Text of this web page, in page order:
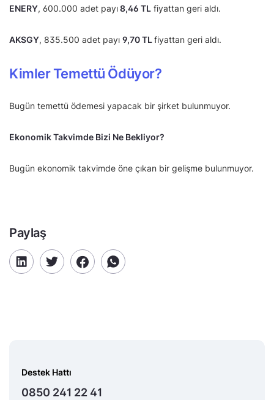
ENERY, 600.000 adet payı8,46 TL fiyattan geri aldı.
AKSGY, 835.500 adet payı 9,70 TLfiyattan geri aldı.
Kimler Temettü Ödüyor?
Bugün temettü ödemesi yapacak bir şirket bulunmuyor.
Ekonomik Takvimde Bizi Ne Bekliyor?
Bugün ekonomik takvimde öne çıkan bir gelişme bulunmuyor.
Paylaş
Destek Hattı
0850 241 22 41